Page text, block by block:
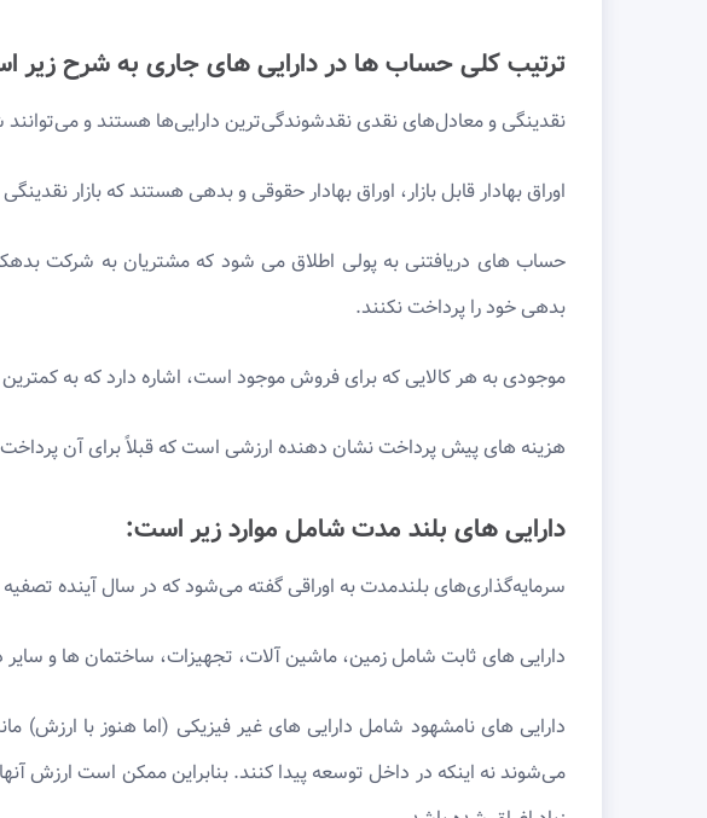
ترتیب کلی حساب ها در دارایی های جاری به شرح زیر
نقدینگی و معادل‌های نقدی نقدشوندگی‌ترین دارایی‌ها هستند و
اوراق بهادار قابل بازار، اوراق بهادار حقوقی و بدهی هستند که بازار
حساب های دریافتنی به پولی اطلاق می شود که مشتریان به شرکت
بدهی خود را پرداخت نکنند.
موجودی به هر کالایی که برای فروش موجود است، اشاره دارد که به
هزینه های پیش پرداخت نشان دهنده ارزشی است که قبلاً برای آن پرداخت
دارایی های بلند مدت شامل موارد زیر است:
سرمایه‌گذاری‌های بلندمدت به اوراقی گفته می‌شود که در سال آینده
دارایی های ثابت شامل زمین، ماشین آلات، تجهیزات، ساختمان ها و سایر
دارایی های نامشهود شامل دارایی های غیر فیزیکی (اما هنوز با
می‌شوند نه اینکه در داخل توسعه پیدا کنند. بنابراین ممکن است ارزش